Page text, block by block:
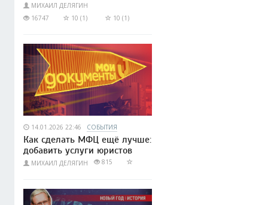
МИХАИЛ ДЕЛЯГИН
16747
10 (1) 10 (1)
14.01.2026 22:46 СОБЫТИЯ
Как сделать МФЦ ещё лучше:
добавить услуги юристов
МИХАИЛ ДЕЛЯГИН 815